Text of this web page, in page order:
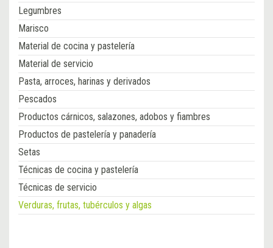
Legumbres
Marisco
Material de cocina y pastelería
Material de servicio
Pasta, arroces, harinas y derivados
Pescados
Productos cárnicos, salazones, adobos y fiambres
Productos de pastelería y panadería
Setas
Técnicas de cocina y pastelería
Técnicas de servicio
Verduras, frutas, tubérculos y algas